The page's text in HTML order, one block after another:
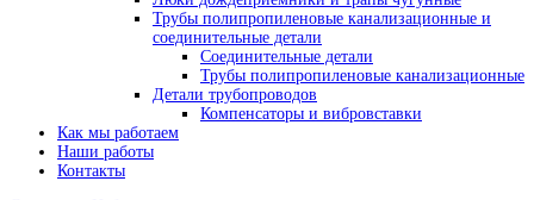
Трубы полипропиленовые канализационные и
соединительные детали
Соединительные детали
Трубы полипропиленовые канализационные
Детали трубопроводов
Компенсаторы и вибровставки
Как мы работаем
Наши работы
Контакты